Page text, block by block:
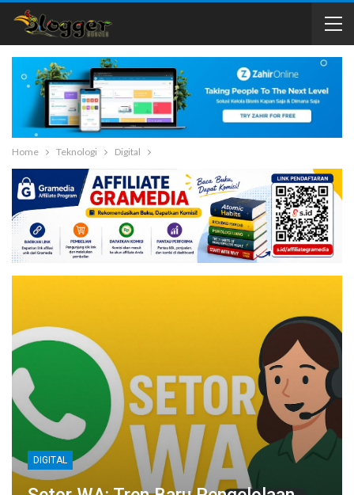
Home Teknologi Digital
DIGITAL